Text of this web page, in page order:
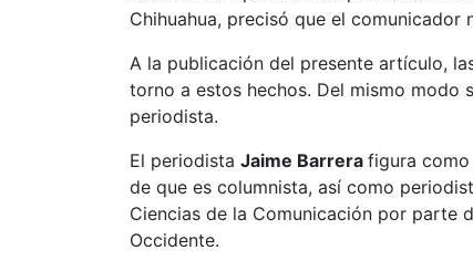
Chihuahua, precisó que el
A la publicación del presente artículo,
torno a estos hechos. Del mismo modo
periodista.
El periodista Jaime Barrera figura
de que es columnista, así como
Ciencias de la Comunicación por parte
Occidente.